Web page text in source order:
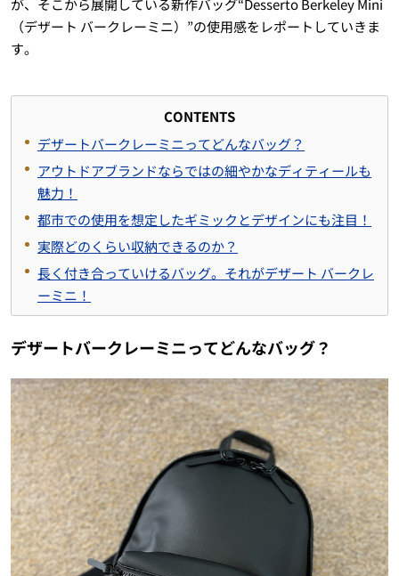
が、そこから展開している新作バッグ“Desserto Berkeley Mini
（デザート バークレーミニ）”の使用感をレポートしていきま
す。
CONTENTS
デザートバークレーミニってどんなバッグ？
アウトドアブランドならではの細やかなディティールも
魅力！
都市での使用を想定したギミックとデザインにも注目！
実際どのくらい収納できるのか？
長く付き合っていけるバッグ。それがデザート バークレ
ーミニ！
デザートバークレーミニってどんなバッグ？